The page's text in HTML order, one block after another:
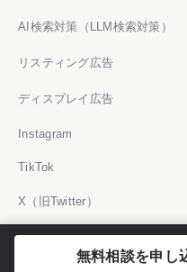
AI検索対策（LLM検索対策）
リスティング広告
ディスプレイ広告
Instagram
TikTok
X（旧Twitter）
YouTube
無料相談を申し